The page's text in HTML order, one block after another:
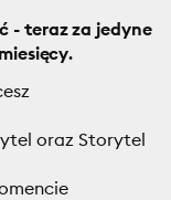
- teraz za jedyne
oraz Storytel